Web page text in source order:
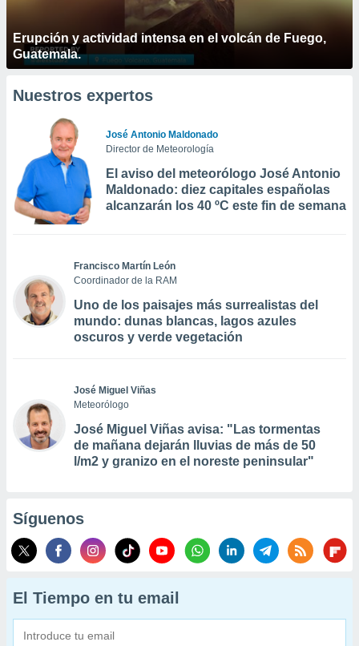
Erupción y actividad intensa en el volcán de Fuego,
Guatemala.
Nuestros expertos
José Antonio Maldonado
Director de Meteorología
El aviso del meteorólogo José Antonio
Maldonado: diez capitales españolas
alcanzarán los 40 ºC este fin de semana
Francisco Martín León
Coordinador de la RAM
Uno de los paisajes más surrealistas del
mundo: dunas blancas, lagos azules
oscuros y verde vegetación
José Miguel Viñas
Meteorólogo
José Miguel Viñas avisa: "Las tormentas
de mañana dejarán lluvias de más de 50
l/m2 y granizo en el noreste peninsular"
Síguenos
El Tiempo en tu email